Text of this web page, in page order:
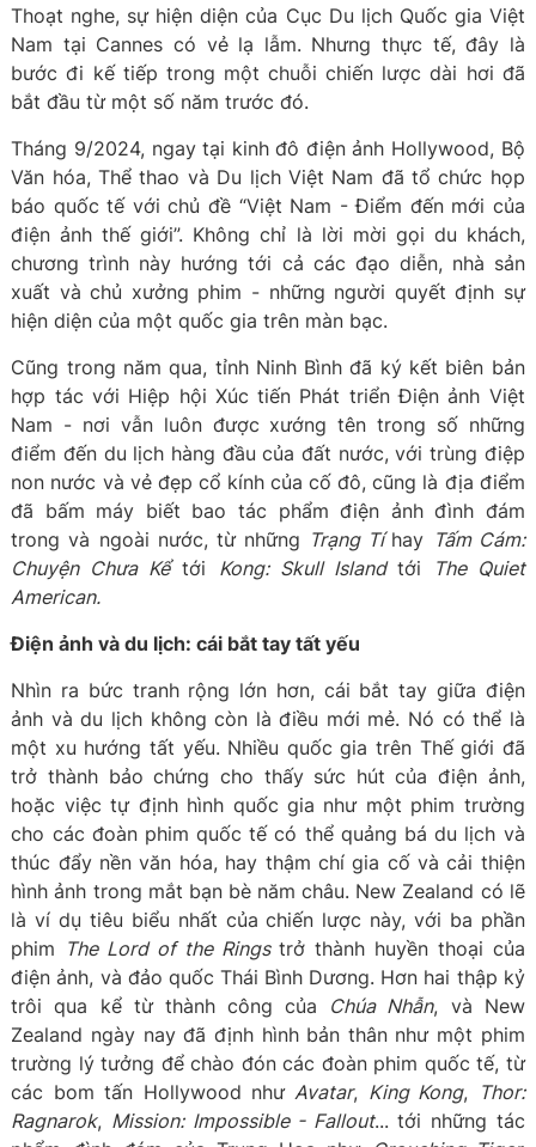
Thoạt nghe, sự hiện diện của Cục Du lịch Quốc gia Việt
Nam tại Cannes có vẻ lạ lẫm. Nhưng thực tế, đây là
bước đi kế tiếp trong một chuỗi chiến lược dài hơi đã
bắt đầu từ một số năm trước đó.
Tháng 9/2024, ngay tại kinh đô điện ảnh Hollywood, Bộ
Văn hóa, Thể thao và Du lịch Việt Nam đã tổ chức họp
báo quốc tế với chủ đề “Việt Nam - Điểm đến mới của
điện ảnh thế giới”. Không chỉ là lời mời gọi du khách,
chương trình này hướng tới cả các đạo diễn, nhà sản
xuất và chủ xưởng phim - những người quyết định sự
hiện diện của một quốc gia trên màn bạc.
Cũng trong năm qua, tỉnh Ninh Bình đã ký kết biên bản
hợp tác với Hiệp hội Xúc tiến Phát triển Điện ảnh Việt
Nam - nơi vẫn luôn được xướng tên trong số những
điểm đến du lịch hàng đầu của đất nước, với trùng điệp
non nước và vẻ đẹp cổ kính của cố đô, cũng là địa điểm
đã bấm máy biết bao tác phẩm điện ảnh đình đám
trong và ngoài nước, từ những Trạng Tí hay Tấm Cám:
Chuyện Chưa Kểtới Kong: Skull Island tới
The Quiet
American.
Điện ảnh và du lịch: cái bắt tay tất yếu
Nhìn ra bức tranh rộng lớn hơn, cái bắt tay giữa điện
ảnh và du lịch không còn là điều mới mẻ. Nó có thể là
một xu hướng tất yếu. Nhiều quốc gia trên Thế giới đã
trở thành bảo chứng cho thấy sức hút của điện ảnh,
hoặc việc tự định hình quốc gia như một phim trường
cho các đoàn phim quốc tế có thể quảng bá du lịch và
thúc đẩy nền văn hóa, hay thậm chí gia cố và cải thiện
hình ảnh trong mắt bạn bè năm châu. New Zealand có lẽ
là ví dụ tiêu biểu nhất của chiến lược này, với ba phần
phim The Lord of the Ringstrở thành huyền thoại của
điện ảnh, và đảo quốc Thái Bình Dương. Hơn hai thập kỷ
trôi qua kể từ thành công của Chúa Nhẫn, và New
Zealand ngày nay đã định hình bản thân như một phim
trường lý tưởng để chào đón các đoàn phim quốc tế, từ
các bom tấn Hollywood nhưAvatar, King Kong,
Thor:
Ragnarok, Mission: Impossible - Fallout... tới những tác